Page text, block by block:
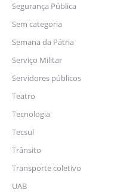
Segurança Pública
Sem categoria
Semana da Pátria
Serviço Militar
Servidores públicos
Teatro
Tecnologia
Tecsul
Trânsito
Transporte coletivo
UAB